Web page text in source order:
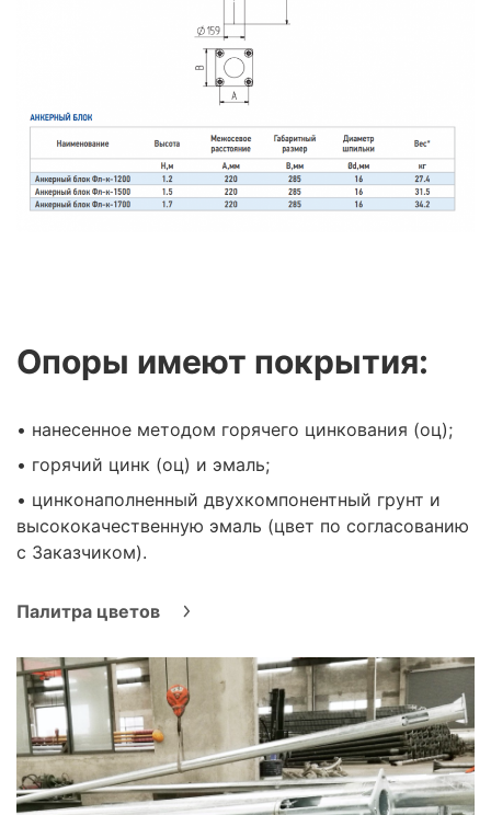
Опоры имеют покрытия:
• нанесенное методом горячего цинкования (оц);
• горячий цинк (оц) и эмаль;
• цинконаполненный двухкомпонентный грунт и
высококачественную эмаль (цвет по согласованию
с Заказчиком).
Палитра цветов